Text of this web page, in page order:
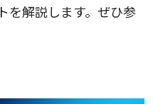
を解説します。ぜひ参